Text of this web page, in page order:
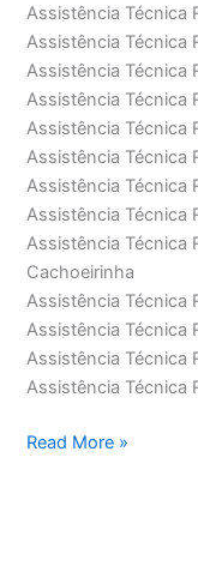
Assistência Técnica
Assistência Técnica
Assistência Técnica
Assistência Técnica
Assistência Técnica
Assistência Técnica
Assistência Técnica
Assistência Técnica
Assistência Técnica
Cachoeirinha
Assistência Técnica
Assistência Técnica
Assistência Técnica
Assistência Técnica
Assistência
Read More »